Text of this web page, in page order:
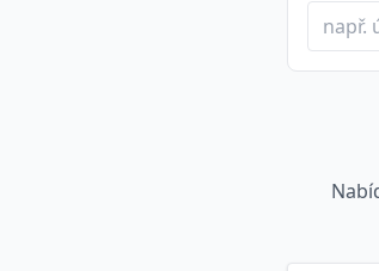
Typ
Lokalita